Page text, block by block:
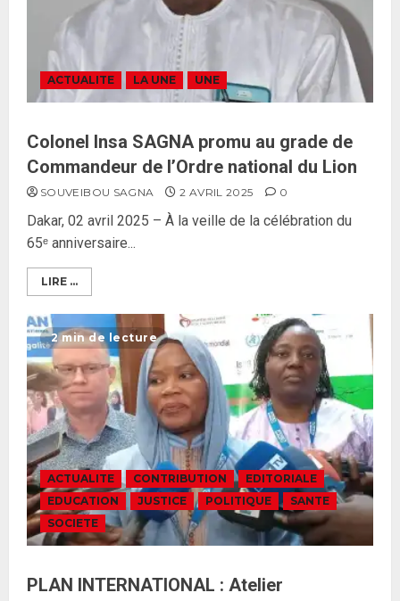
ACTUALITE LA UNE UNE
Colonel Insa SAGNA promu au grade de
Commandeur de l’Ordre national du Lion
SOUVEIBOU SAGNA 2 AVRIL 2025 0
Dakar, 02 avril 2025 – À la veille de la célébration du
65ᵉ anniversaire...
LIRE ...
2 min de lecture
ACTUALITE CONTRIBUTION
EDITORIALE
EDUCATION
JUSTICE POLITIQUE
SANTE
SOCIETE
PLAN INTERNATIONAL : Atelier